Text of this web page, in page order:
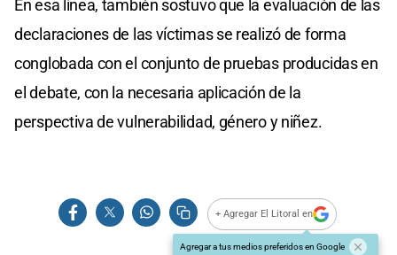
En esa línea, también sostuvo que la evaluación de las
declaraciones de las víctimas se realizó de forma
conglobada con el conjunto de pruebas producidas en
el debate, con la necesaria aplicación de la
perspectiva de vulnerabilidad, género y niñez.
+ Agregar El Litoral en
Agregar a tus medios preferidos en Google